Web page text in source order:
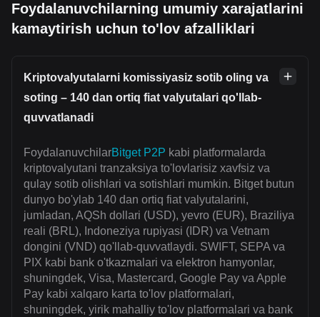
Foydalanuvchilarning umumiy xarajatlarini
kamaytirish uchun to'lov afzalliklari
Kriptovalyutalarni komissiyasiz sotib oling va
soting – 140 dan ortiq fiat valyutalari qo'llab-
quvvatlanadi
FoydalanuvchilarBitget P2P kabi platformalarda
kriptovalyutani tranzaksiya to'lovlarisiz xavfsiz va
qulay sotib olishlari va sotishlari mumkin. Bitget butun
dunyo bo'ylab 140 dan ortiq fiat valyutalarini,
jumladan, AQSh dollari (USD), yevro (EUR), Braziliya
reali (BRL), Indoneziya rupiyasi (IDR) va Vetnam
dongini (VND) qo'llab-quvvatlaydi. SWIFT, SEPA va
PIX kabi bank o'tkazmalari va elektron hamyonlar,
shuningdek, Visa, Mastercard, Google Pay va Apple
Pay kabi xalqaro karta to'lov platformalari,
shuningdek, yirik mahalliy to'lov platformalari va bank